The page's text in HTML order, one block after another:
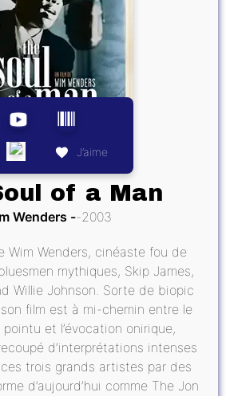
J’aime
of a Man
Wenders 2003
Wim Wenders, cinéaste fou de
mythiques, Skip James,
Willie Johnson. Sorte de biopic
film est à mi-chemin entre le
et l’évocation onirique,
d’interprétations intenses
trois grands artistes par des
d’aujourd’hui comme The Jon